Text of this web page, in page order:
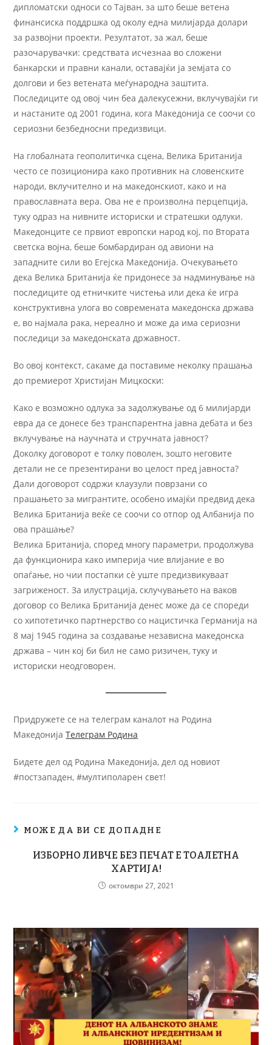
дипломатски односи со Тајван, за што беше ветена
финансиска поддршка од околу една милијарда долари
за развојни проекти. Резултатот, за жал, беше
разочарувачки: средствата исчезнаа во сложени
банкарски и правни канали, оставајќи ја земјата со
долгови и без ветената меѓународна заштита.
Последиците од овој чин беа далекусежни, вклучувајќи ги
и настаните од 2001 година, кога Македонија се соочи со
сериозни безбедносни предизвици.
На глобалната геополитичка сцена, Велика Британија
често се позиционира како противник на словенските
народи, вклучително и на македонскиот, како и на
православната вера. Ова не е произволна перцепција,
туку одраз на нивните историски и стратешки одлуки.
Македонците се првиот европски народ кој, по Втората
светска војна, беше бомбардиран од авиони на
западните сили во Егејска Македонија. Очекувањето
дека Велика Британија ќе придонесе за надминување на
последиците од етничките чистења или дека ќе игра
конструктивна улога во современата македонска држава
е, во најмала рака, нереално и може да има сериозни
последици за македонската државност.
Во овој контекст, сакаме да поставиме неколку прашања
до премиерот Христијан Мицкоски:
Како е возможно одлука за задолжување од 6 милијарди
евра да се донесе без транспарентна јавна дебата и без
вклучување на научната и стручната јавност?
Доколку договорот е толку поволен, зошто неговите
детали не се презентирани во целост пред јавноста?
Дали договорот содржи клаузули поврзани со
прашањето за мигрантите, особено имајќи предвид дека
Велика Британија веќе се соочи со отпор од Албанија по
ова прашање?
Велика Британија, според многу параметри, продолжува
да функционира како империја чие влијание е во
опаѓање, но чии постапки сè уште предизвикуваат
загриженост. За илустрација, склучувањето на ваков
договор со Велика Британија денес може да се спореди
со хипотетичко партнерство со нацистичка Германија на
8 мај 1945 година за создавање независна македонска
држава – чин кој би бил не само ризичен, туку и
историски неодговорен.
Придружете се на телеграм каналот на Родина
МакедонијаТелеграм Родина
Бидете дел од Родина Македонија, дел од новиот
#постзападен, #мултиполарен свет!
МОЖЕ ДА ВИ СЕ ДОПАДНЕ
ИЗБОРНО ЛИВЧЕ БЕЗ ПЕЧАТ Е ТОАЛЕТНА
ХАРТИЈА!
октомври 27, 2021